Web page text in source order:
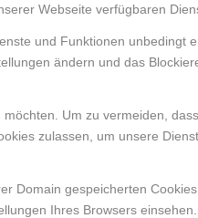
Webseite verfügbaren
und Funktionen
ändern und das
Um zu vermeiden,
zulassen, um unsere
Domain gespeicherten
Ihres Browsers einsehen.